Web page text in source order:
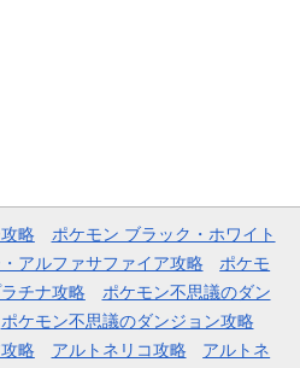
略
ポケモン ブラック・ホワイト
アルファサファイア攻略
ポケモ
チナ攻略
ポケモン不思議のダン
ポケモン不思議のダンジョン攻略
略
アルトネリコ攻略 アルトネ